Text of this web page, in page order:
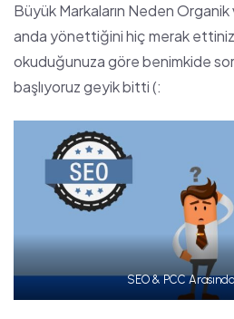
Büyük Markaların Neden Organik
anda yönettiğini hiç merak
okuduğunuza göre benimkide
başlıyoruz geyik bitti (:
SEO & PCC